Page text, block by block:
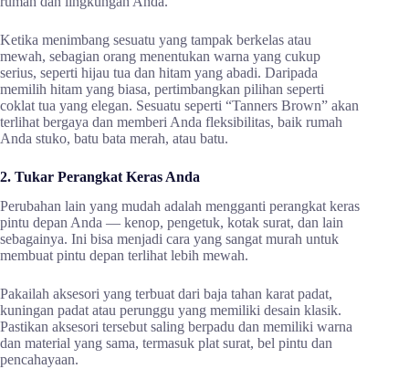
Ketika menimbang sesuatu yang tampak berkelas atau
mewah, sebagian orang menentukan warna yang cukup
serius, seperti hijau tua dan hitam yang abadi. Daripada
memilih hitam yang biasa, pertimbangkan pilihan seperti
coklat tua yang elegan. Sesuatu seperti “Tanners Brown” akan
terlihat bergaya dan memberi Anda fleksibilitas, baik rumah
Anda stuko, batu bata merah, atau batu.
2. Tukar Perangkat Keras Anda
Perubahan lain yang mudah adalah mengganti perangkat keras
pintu depan Anda — kenop, pengetuk, kotak surat, dan lain
sebagainya. Ini bisa menjadi cara yang sangat murah untuk
membuat pintu depan terlihat lebih mewah.
Pakailah aksesori yang terbuat dari baja tahan karat padat,
kuningan padat atau perunggu yang memiliki desain klasik.
Pastikan aksesori tersebut saling berpadu dan memiliki warna
dan material yang sama, termasuk plat surat, bel pintu dan
pencahayaan.